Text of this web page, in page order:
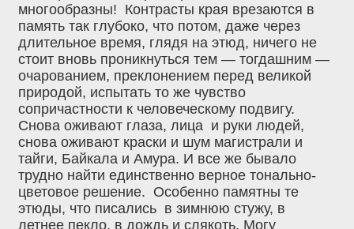
многообразны! Контрасты края врезаются в
память так глубоко, что потом, даже через
длительное время, глядя на этюд, ничего не
стоит вновь проникнуться тем — тогдашним —
очарованием, преклонением перед великой
природой, испытать то же чувство
сопричастности к человеческому подвигу.
Снова оживают глаза, лица и руки людей,
снова оживают краски и шум магистрали и
тайги, Байкала и Амура. И все же бывало
трудно найти единственно верное тонально-
цветовое решение. Особенно памятны те
этюды, что писались в зимнюю стужу, в
летнее пекло, в дождь и слякоть. Могу